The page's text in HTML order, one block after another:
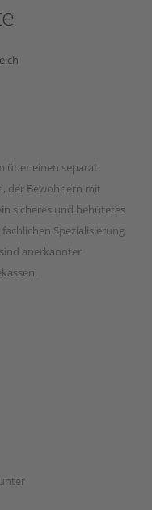
über einen separat
der Bewohnern mit
sicheres und behütetes
Spezialisierung
anerkannter